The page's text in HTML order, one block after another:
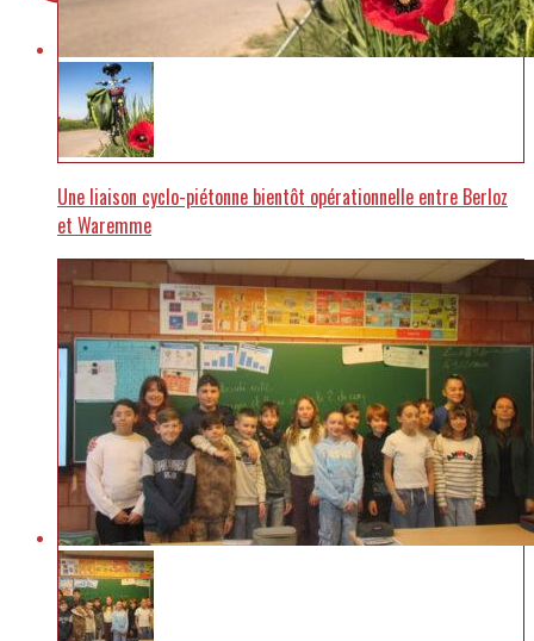
Une liaison cyclo-piétonne bientôt opérationnelle entre Berloz
et Waremme